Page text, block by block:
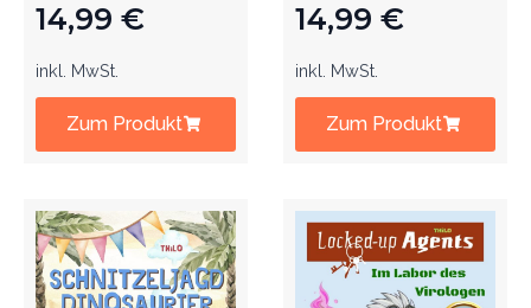
14,99 €
inkl. MwSt.
Zum Produkt
14,99 €
inkl. MwSt.
Zum Produkt